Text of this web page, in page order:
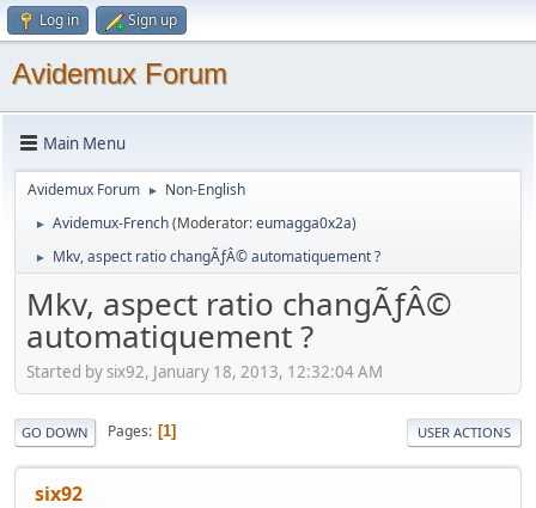
Log in Sign up
Avidemux Forum
Main Menu
Avidemux Forum ► Non-English
► Avidemux-French(Moderator:eumagga0x2a)
► Mkv, aspect ratio changÃƒÂ© automatiquement ?
Mkv, aspect ratio changÃƒÂ©
automatiquement ?
Started by six92, January 18, 2013, 12:32:04 AM
GO DOWN Pages 1 USER ACTIONS
six92